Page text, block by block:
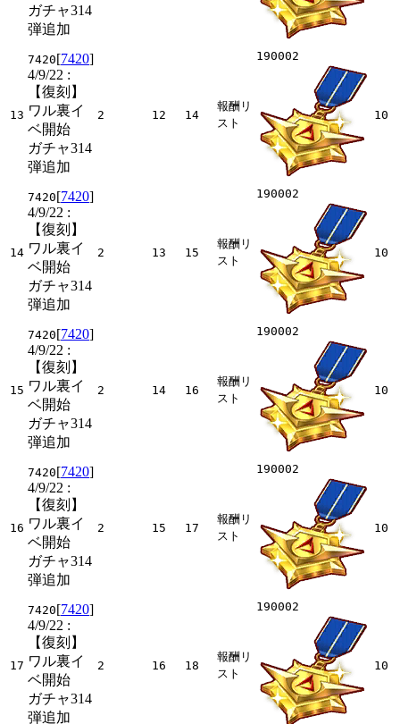
ガチャ314
弾追加
13
7420[7420]
4/9/22 :
【復刻】
ワル裏イ
ベ開始
ガチャ314
弾追加
2 12 14
報酬リ
スト
190002
10
14
7420[7420]
4/9/22 :
【復刻】
ワル裏イ
ベ開始
ガチャ314
弾追加
2 13 15
報酬リ
スト
190002
10
15
7420[7420]
4/9/22 :
【復刻】
ワル裏イ
ベ開始
ガチャ314
弾追加
2 14 16
報酬リ
スト
190002
10
16
7420[7420]
4/9/22 :
【復刻】
ワル裏イ
ベ開始
ガチャ314
弾追加
2 15 17
報酬リ
スト
190002
10
17
7420[7420]
4/9/22 :
【復刻】
ワル裏イ
ベ開始
ガチャ314
弾追加
2 16 18
報酬リ
スト
190002
10